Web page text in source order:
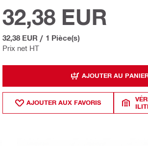
Prix net HT
32,38 EUR
32,38 EUR / 1 Pièce(s)
AJOUTER AU
AJOUTER AUX FAVORIS